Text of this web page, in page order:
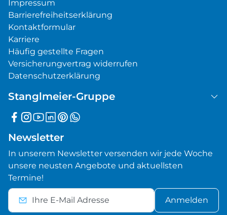
Impressum
Barrierefreiheitserklärung
Kontaktformular
Karriere
Häufig gestellte Fragen
Versicherungvertrag widerrufen
Datenschutzerklärung
Stanglmeier-Gruppe
Newsletter
In unserem Newsletter versenden wir jede Woche
unsere neusten Angebote und aktuellsten
Termine!
Anmelden